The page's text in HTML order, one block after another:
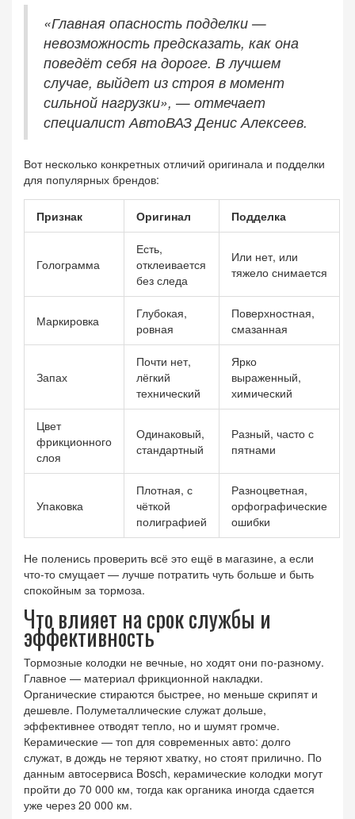
«Главная опасность подделки —
невозможность предсказать, как она
поведёт себя на дороге. В лучшем
случае, выйдет из строя в момент
сильной нагрузки», — отмечает
специалист АвтоВАЗ Денис Алексеев.
Вот несколько конкретных отличий оригинала и подделки
для популярных брендов:
Признак Оригинал Подделка
Голограмма
Есть,
отклеивается
без следа
Или нет, или
тяжело снимается
Маркировка
Глубокая,
ровная
Поверхностная,
смазанная
Запах
Почти нет,
лёгкий
технический
Ярко
выраженный,
химический
Цвет
фрикционного
слоя
Одинаковый,
стандартный
Разный, часто с
пятнами
Упаковка
Плотная, с
чёткой
полиграфией
Разноцветная,
орфографические
ошибки
Не поленись проверить всё это ещё в магазине, а если
что-то смущает — лучше потратить чуть больше и быть
спокойным за тормоза.
Что влияет на срок службы и
эффективность
Тормозные колодки не вечные, но ходят они по-разному.
Главное — материал фрикционной накладки.
Органические стираются быстрее, но меньше скрипят и
дешевле. Полуметаллические служат дольше,
эффективнее отводят тепло, но и шумят громче.
Керамические — топ для современных авто: долго
служат, в дождь не теряют хватку, но стоят прилично. По
данным автосервиса Bosch, керамические колодки могут
пройти до 70 000 км, тогда как органика иногда сдается
уже через 20 000 км.